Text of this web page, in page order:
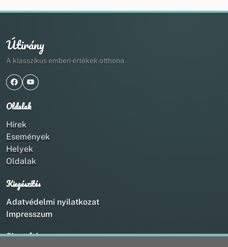
Útirány
A klasszikus emberi értékek otthona
Oldalak
Hírek
Események
Helyek
Oldalak
Kiegészítés
Adatvédelmi nyilatkozat
Impresszum
Kapcsolat